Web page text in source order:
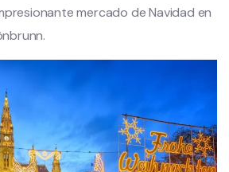
mercado de Navidad en